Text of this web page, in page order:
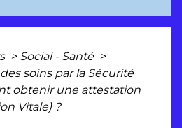
> Social - Santé >
soins par la Sécurité
obtenir une attestation
Vitale) ?